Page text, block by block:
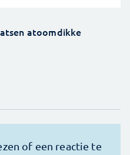
atoomdikke